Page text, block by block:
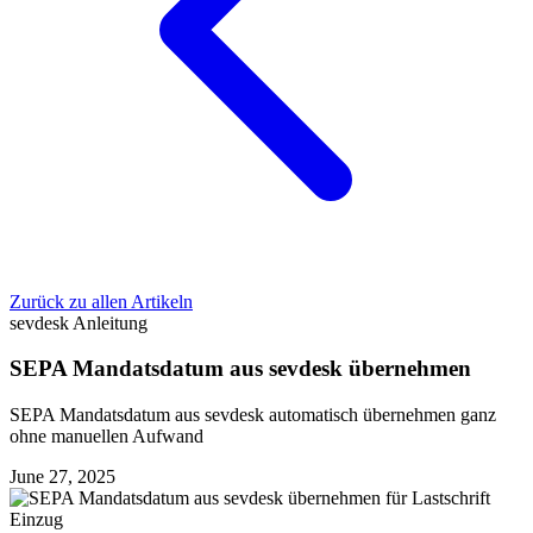
Zurück zu allen Artikeln
sevdesk Anleitung
SEPA Mandatsdatum aus sevdesk übernehmen
SEPA Mandatsdatum aus sevdesk automatisch übernehmen ganz
ohne manuellen Aufwand
June 27, 2025